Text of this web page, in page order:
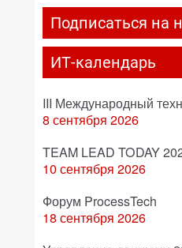
Подписаться на
ИТ-календарь
III Международный
8 сентября 2026
TEAM LEAD TODAY
10 сентября 2026
Форум ProcessTech
18 сентября 2026